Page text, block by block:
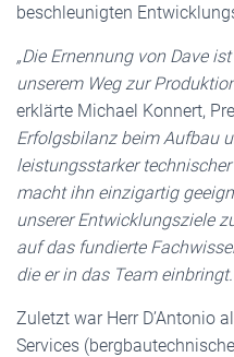
beschleunigten
„Die Ernennung von Dave
unserem Weg zur
erklärte Michael Konnert,
Erfolgsbilanz beim Aufbau
leistungsstarker
macht ihn einzigartig
unserer Entwicklungsziele
auf das fundierte
die er in das Team
Zuletzt war Herr D’Antonio
Services